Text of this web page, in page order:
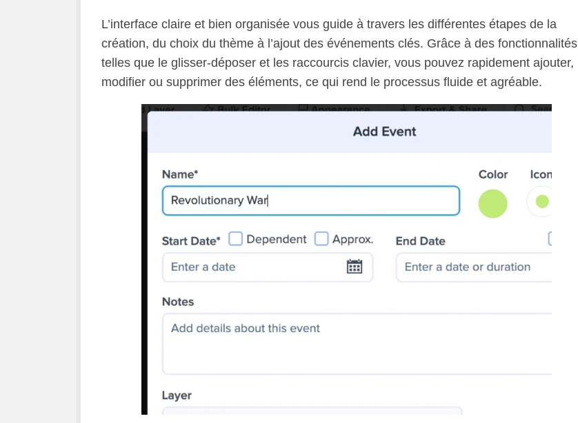
L’interface claire et bien organisée vous guide à travers les différentes étapes de la
création, du choix du thème à l’ajout des événements clés. Grâce à des fonctionnalités
telles que le glisser-déposer et les raccourcis clavier, vous pouvez rapidement ajouter,
modifier ou supprimer des éléments, ce qui rend le processus fluide et agréable.